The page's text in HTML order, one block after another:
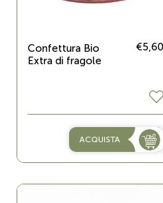
Confettura Bio
Extra di fragole
€5,60
ACQUISTA